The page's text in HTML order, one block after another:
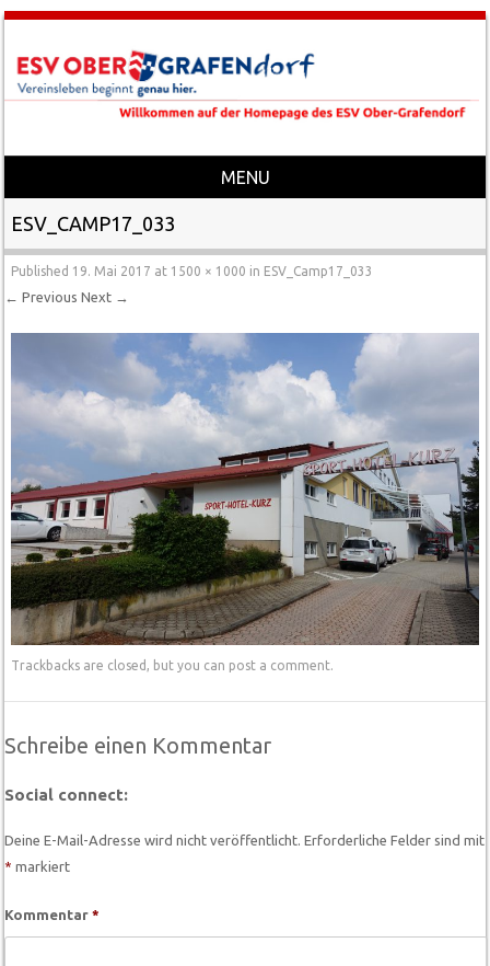
MENU
Skip to content
ESV_CAMP17_033
Published 19. Mai 2017 at 1500 × 1000 in ESV_Camp17_033
← Previous Next →
Trackbacks are closed, but you can post a comment.
Schreibe einen Kommentar
Social connect:
Deine E-Mail-Adresse wird nicht veröffentlicht. Erforderliche Felder sind mit
* markiert
Kommentar*